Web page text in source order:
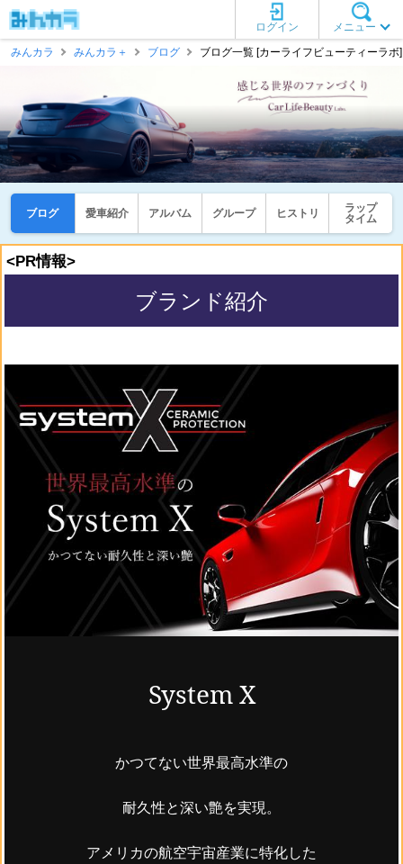
メニュー
ログイン
みんカラ
みんカラ＋ ブログ ブログ一覧 [カーライフビューティーラボ]
ブログ 愛車紹介 アルバム グループ ヒストリ
ラップ
タイム
<PR情報>
ブランド紹介
System X
かつてない世界最高水準の
耐久性と深い艶を実現。
アメリカの航空宇宙産業に特化した